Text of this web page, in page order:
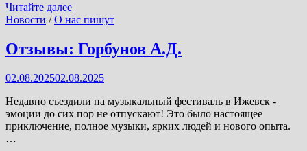
Отзывы:
Курашкина
Анатольевна
Читайте далее
Новости /О нас пишут
Отзывы: Горбунов А.Д.
02.08.202502.08.2025
Недавно съездили на музыкальный фестиваль в Ижевск -
эмоции до сих пор не отпускают! Это было настоящее
приключение, полное музыки, ярких людей и нового опыта.
…